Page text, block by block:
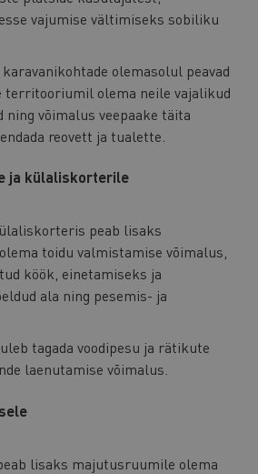
vajumise vältimiseks sobiliku
olemasolul peavad
territooriumil olema neile vajalikud
võimalus veepaake täita
reovett ja tualette.
ja külaliskorterile
peab lisaks
toidu valmistamise võimalus,
köök, einetamiseks ja
ala ning pesemis- ja
tagada voodipesu ja rätikute
laenutamise võimalus.
lisaks majutusruumile olema